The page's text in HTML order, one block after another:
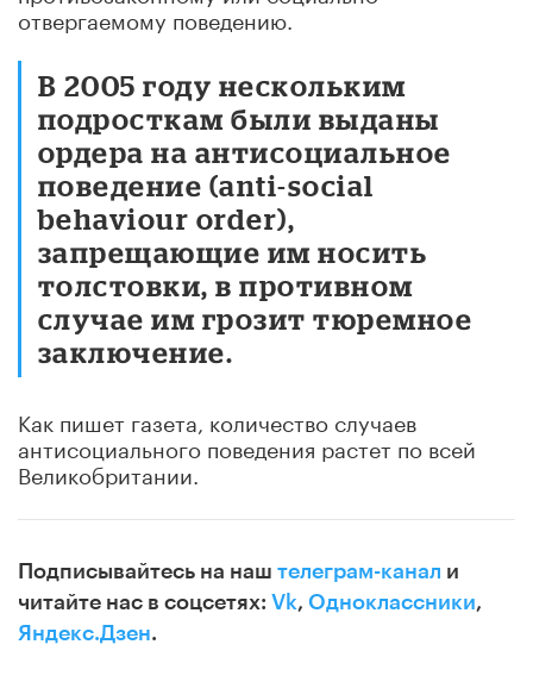
отвергаемому поведению.
В 2005 году нескольким
подросткам были выданы
ордера на антисоциальное
поведение (anti-social
behaviour order),
запрещающие им носить
толстовки, в противном
случае им грозит тюремное
заключение.
Как пишет газета, количество случаев
антисоциального поведения растет по всей
Великобритании.
Подписывайтесь на наш телеграм-канал и
читайте нас в соцсетях: Vk, Одноклассники,
Яндекс.Дзен.